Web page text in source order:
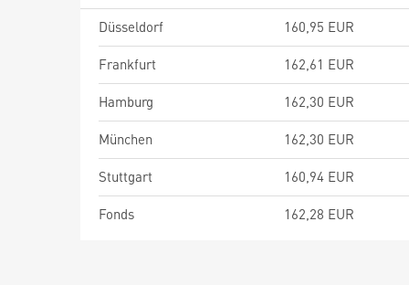
Düsseldorf
160,95 EUR
Frankfurt 162,61 EUR
Hamburg 162,30 EUR
München 162,30 EUR
Stuttgart 160,94 EUR
Fonds 162,28 EUR